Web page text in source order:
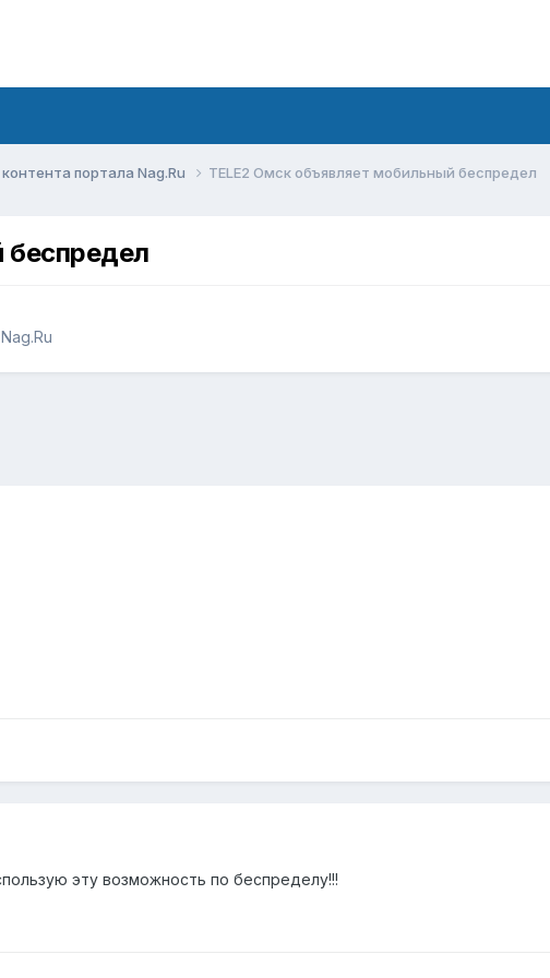
портала Nag.Ru TELE2 Омск объявляет мобильный беспредел
беспредел
эту возможность по беспределу!!!